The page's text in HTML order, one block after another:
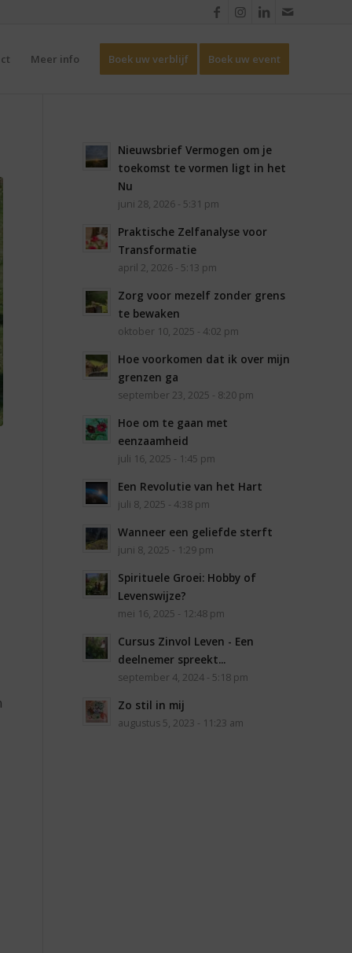
Meer info Boek uw verblijf Boek uw event
Nieuwsbrief Vermogen om je
toekomst te vormen ligt in het
Nu
juni 28, 2026 - 5:31 pm
Praktische Zelfanalyse voor
Transformatie
april 2, 2026 - 5:13 pm
Zorg voor mezelf zonder grens
te bewaken
oktober 10, 2025 - 4:02 pm
Hoe voorkomen dat ik over mijn
grenzen ga
september 23, 2025 - 8:20 pm
Hoe om te gaan met
eenzaamheid
juli 16, 2025 - 1:45 pm
Een Revolutie van het Hart
juli 8, 2025 - 4:38 pm
Wanneer een geliefde sterft
juni 8, 2025 - 1:29 pm
Spirituele Groei: Hobby of
Levenswijze?
mei 16, 2025 - 12:48 pm
Cursus Zinvol Leven - Een
deelnemer spreekt...
september 4, 2024 - 5:18 pm
Zo stil in mij
augustus 5, 2023 - 11:23 am